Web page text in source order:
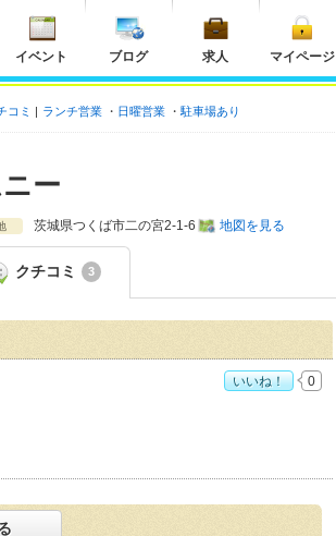
イベント ブログ 求人 マイページ
コミ ランチ営業 日曜営業 駐車場あり
ー
茨城県つくば市二の宮2-1-6 地図を見る
クチコミ 3
度：
いいね！ 0